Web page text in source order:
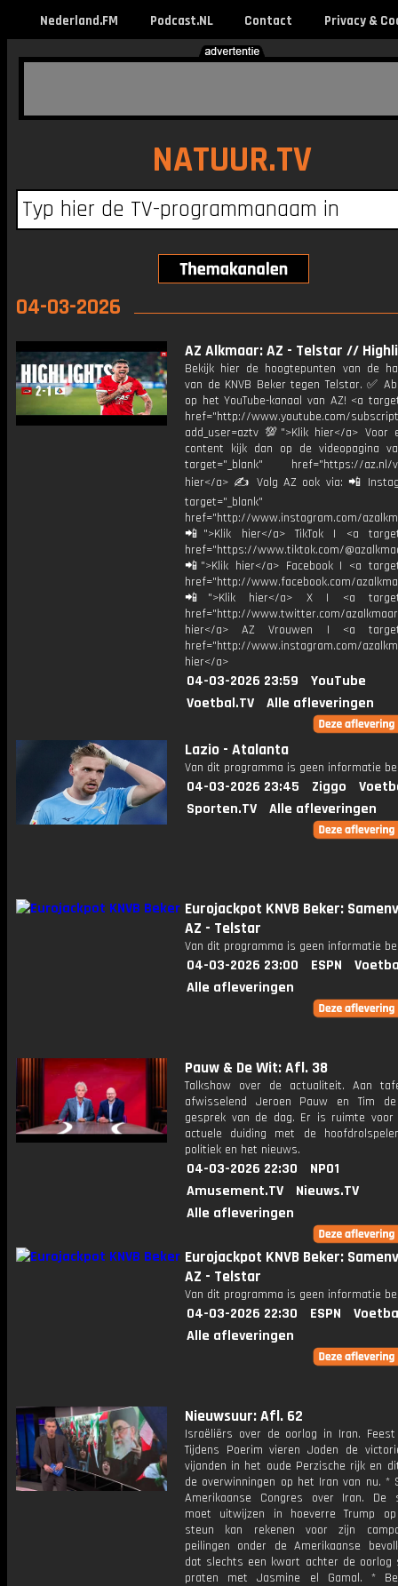
Nederland.FM Podcast.NL Contact Privacy &
NATUUR.TV
04-03-2026
AZ Alkmaar: AZ - Telstar //
Bekijk hier de hoogtepunten van de
van de KNVB Beker tegen Telstar. ✅
op het YouTube-kanaal van AZ! <a
href="http://www.youtube.com/
add_user=aztv 💯">Klik hier</a> Voor
content kijk dan op de videopagina
target="_blank" href="https://az.nl/
hier</a> ✍ Volg AZ ook via: 📲
target="_blank"
href="http://www.instagram.com/
📲">Klik hier</a> TikTok | <a
href="https://www.tiktok.com/
📲">Klik hier</a> Facebook | <a
href="http://www.facebook.com/
📲">Klik hier</a> X | <a
href="http://www.twitter.com/
hier</a> AZ Vrouwen | <a
href="http://www.instagram.com/
hier</a>
04-03-2026 23:59
YouTube
Voetbal.TV
Alle afleveringen
Lazio - Atalanta
Van dit programma is geen informatie
04-03-2026 23:45 Ziggo
Sporten.TV
Alle afleveringen
Eurojackpot KNVB Beker:
AZ - Telstar
Van dit programma is geen informatie
04-03-2026 23:00 ESPN
Alle afleveringen
Pauw & De Wit: Afl. 38
Talkshow over de actualiteit. Aan
afwisselend Jeroen Pauw en Tim
gesprek van de dag. Er is ruimte
actuele duiding met de
politiek en het nieuws.
04-03-2026 22:30
NPO1
Amusement.TV
Nieuws.TV
Alle afleveringen
Eurojackpot KNVB Beker:
AZ - Telstar
Van dit programma is geen informatie
04-03-2026 22:30 ESPN
Alle afleveringen
Nieuwsuur: Afl. 62
Israëliërs over de oorlog in Iran.
Tijdens Poerim vieren Joden de
vijanden in het oude Perzische rijk en
de overwinningen op het Iran van nu. *
Amerikaanse Congres over Iran. De
moet uitwijzen in hoeverre Trump
steun kan rekenen voor zijn
peilingen onder de Amerikaanse
dat slechts een kwart achter de oorlog
praten met Jasmine el Gamal. *